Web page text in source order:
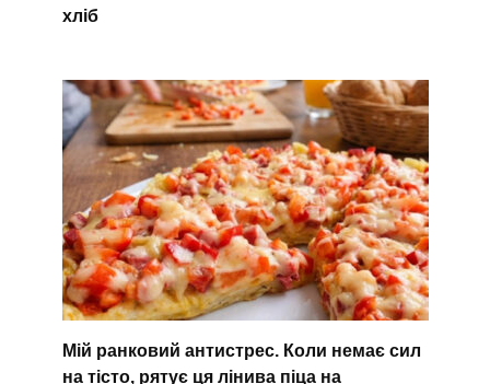
хліб
Мій ранковий антистрес. Коли немає сил
на тісто, рятує ця лінива піца на